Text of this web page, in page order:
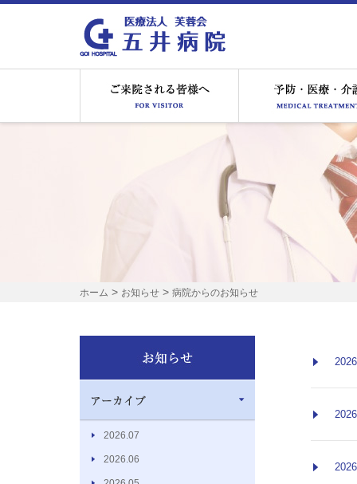
ホーム > お知らせ > 病院からのお知らせ
2026.07
2026.06